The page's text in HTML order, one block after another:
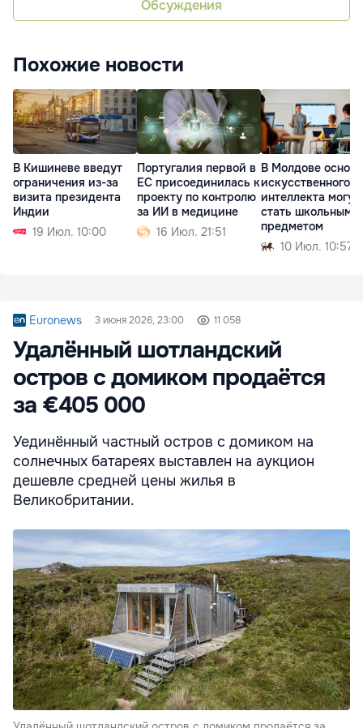
Обсуждения
Похожие новости
В Кишиневе введут
ограничения из-за
визита президента
Индии
19 Июл. 10:00
Португалия первой в
ЕС присоединилась к
проекту по контролю
за ИИ в медицине
16 Июл. 21:51
В Молдове
искусственного
интеллекта могут
стать школьным
предметом
10 Июл. 10:57
Euronews 3 июня 2026, 23:00 11 058
Удалённый шотландский
остров с домиком продаётся
за €405 000
Уединённый частный остров с домиком на
солнечных батареях выставлен на аукцион
дешевле средней цены жилья в
Великобритании.